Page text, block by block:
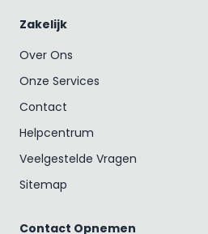
Zakelijk
Over Ons
Onze Services
Contact
Helpcentrum
Veelgestelde Vragen
Sitemap
Contact Opnemen